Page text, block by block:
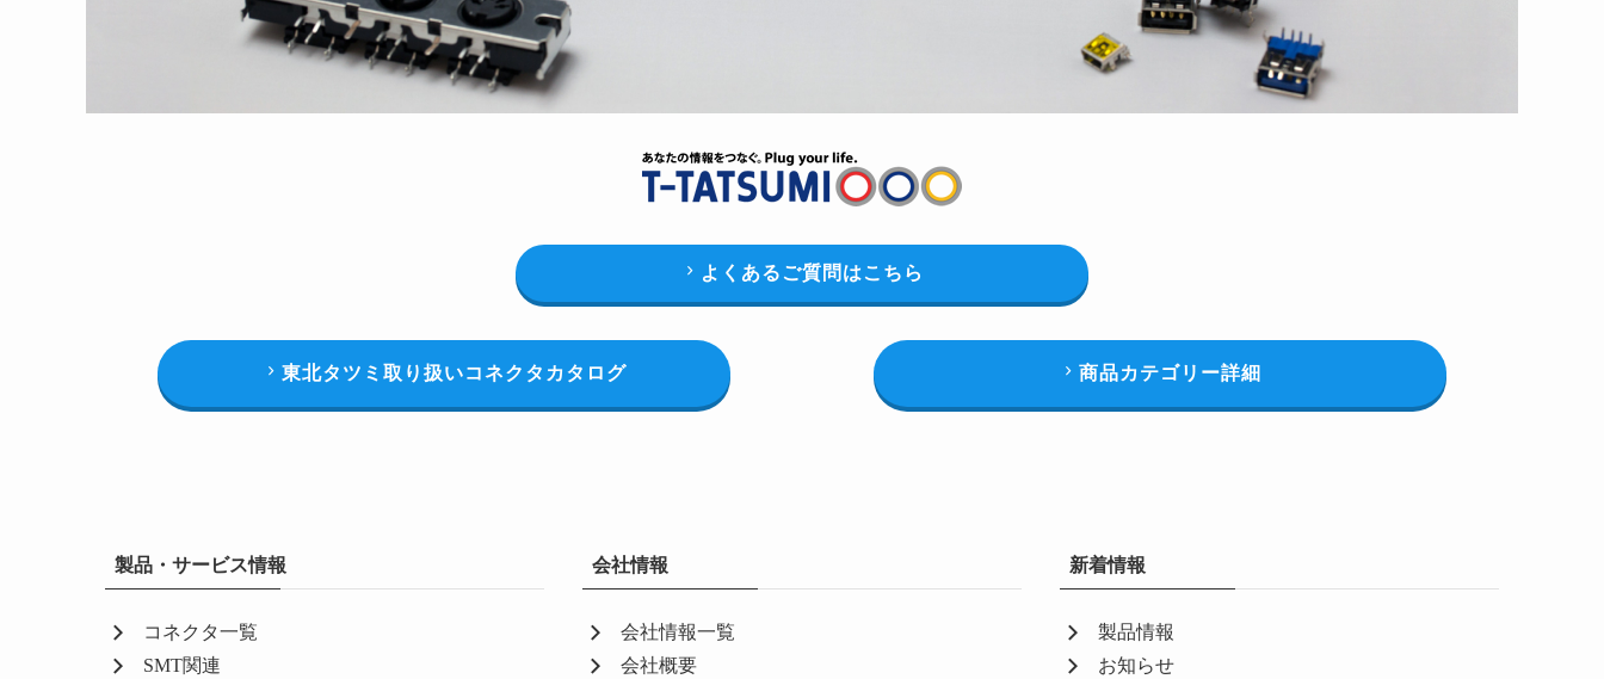
よくあるご質問はこちら
東北タツミ取り扱いコネクタカタログ 商品カテゴリー詳細
製品・サービス情報
コネクタ一覧
SMT関連
会社情報
会社情報一覧
会社概要
新着情報
製品情報
お知らせ